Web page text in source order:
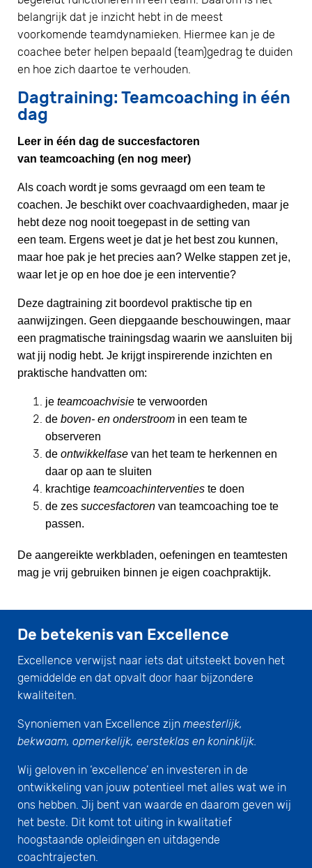
belangrijk dat je inzicht hebt in de meest
voorkomende teamdynamieken. Hiermee kan je de
coachee beter helpen bepaald (team)gedrag te duiden
en hoe zich daartoe te verhouden.
Dagtraining: Teamcoaching in één
dag
Leer in één dag de succesfactoren
van teamcoaching (en nog meer)
Als coach wordt je soms gevraagd om een team te
coachen. Je beschikt over coachvaardigheden, maar je
hebt deze nog nooit toegepast in de setting van
een team. Ergens weet je dat je het best zou kunnen,
maar hoe pak je het precies aan? Welke stappen zet je,
waar let je op en hoe doe je een interventie?
Deze dagtraining zit boordevol praktische tip en
aanwijzingen. Geen diepgaande beschouwingen, maar
een pragmatische trainingsdag waarin we aansluiten bij
wat jij nodig hebt. Je krijgt inspirerende inzichten en
praktische handvatten om:
je teamcoachvisie te verwoorden
de boven- en onderstroom in een team te
observeren
de ontwikkelfase van hetteam te herkennen en
daar op aan te sluiten
krachtige teamcoachinterventies te doen
de zes succesfactoren van teamcoaching toe te
passen.
De aangereikte werkbladen, oefeningen en teamtesten
mag je vrij gebruiken binnen je eigen coachpraktijk.
De betekenis van Excellence
Excellence verwijst naar iets dat uitsteekt boven het
gemiddelde en dat opvalt door haar bijzondere
kwaliteiten.
Synoniemen van Excellence zijn meesterlijk,
bekwaam, opmerkelijk, eersteklas en koninklijk.
Wij geloven in ‘excellence’ en investeren in de
ontwikkeling van jouw potentieel met alles wat we in
ons hebben. Jij bent van waarde en daarom geven wij
het beste. Dit komt tot uiting in kwalitatief
hoogstaande opleidingen en uitdagende
coachtrajecten.